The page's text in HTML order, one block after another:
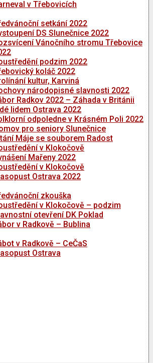
v Třebovicích
setkání 2022
DS Slunečnice 2022
Vánočního stromu Třebovice
podzim 2022
koláč 2022
kultur, Karviná
národopisné slavnosti 2022
Radkov 2022 – Záhada v Británii
lidem Ostrava 2022
odpoledne v Krásném Poli 2022
pro seniory Slunečnice
Máje se souborem Radost
v Klokočově
Mařeny 2022
v Klokočově
Ostrava 2022
zkouška
v Klokočově – podzim
otevření DK Poklad
v Radkově – Bublina
v Radkově – CeČaS
Ostrava